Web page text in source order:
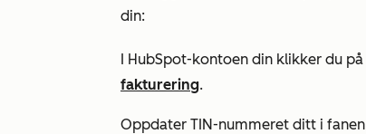
din:
I HubSpot-kontoen din klikker du på
fakturering.
Oppdater TIN-nummeret ditt i fanen